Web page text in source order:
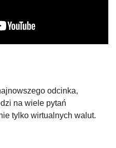
odcinka,
na wiele pytań
tylko wirtualnych walut.